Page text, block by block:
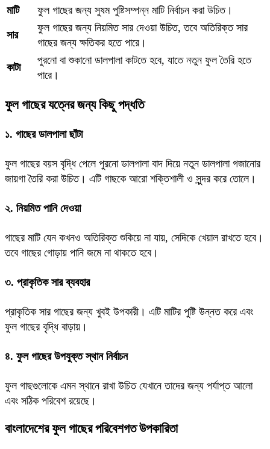
মাটি
ফুল গাছের জন্য সুষম পুষ্টিসম্পন্ন মাটি নির্বাচন করা উচিত।
সার
ফুল গাছের জন্য নিয়মিত সার দেওয়া উচিত, তবে অতিরিক্ত সার
গাছের জন্য ক্ষতিকর হতে পারে।
কাটা
পুরনো বা শুকানো ডালপালা কাটতে হবে, যাতে নতুন ফুল তৈরি হতে
পারে।
ফুল গাছের যত্নের জন্য কিছু পদ্ধতি
১. গাছের ডালপালা ছাঁটা
ফুল গাছের বয়স বৃদ্ধি পেলে পুরনো ডালপালা বাদ দিয়ে নতুন ডালপালা গজানোর
জায়গা তৈরি করা উচিত। এটি গাছকে আরো শক্তিশালী ও সুন্দর করে তোলে।
২. নিয়মিত পানি দেওয়া
গাছের মাটি যেন কখনও অতিরিক্ত শুকিয়ে না যায়, সেদিকে খেয়াল রাখতে হবে।
তবে গাছের গোড়ায় পানি জমে না থাকতে হবে।
৩. প্রাকৃতিক সার ব্যবহার
প্রাকৃতিক সার গাছের জন্য খুবই উপকারী। এটি মাটির পুষ্টি উন্নত করে এবং
ফুল গাছের বৃদ্ধি বাড়ায়।
৪. ফুল গাছের উপযুক্ত স্থান নির্বাচন
ফুল গাছগুলোকে এমন স্থানে রাখা উচিত যেখানে তাদের জন্য পর্যাপ্ত আলো
এবং সঠিক পরিবেশ রয়েছে।
বাংলাদেশের ফুল গাছের পরিবেশগত উপকারিতা